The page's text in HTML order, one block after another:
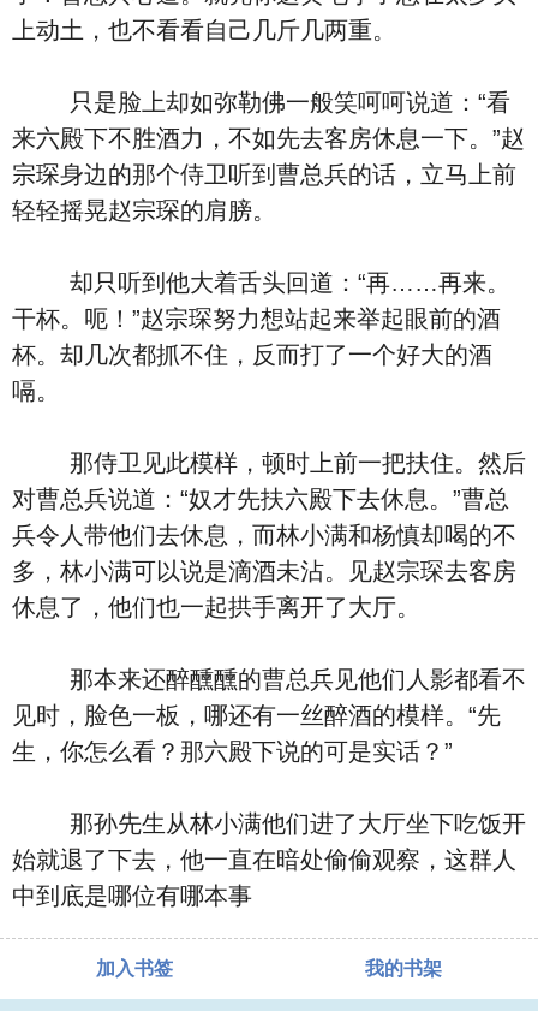
上动土，也不看看自己几斤几两重。
只是脸上却如弥勒佛一般笑呵呵说道：“看
来六殿下不胜酒力，不如先去客房休息一下。”赵
宗琛身边的那个侍卫听到曹总兵的话，立马上前
轻轻摇晃赵宗琛的肩膀。
却只听到他大着舌头回道：“再……再来。
干杯。呃！”赵宗琛努力想站起来举起眼前的酒
杯。却几次都抓不住，反而打了一个好大的酒
嗝。
那侍卫见此模样，顿时上前一把扶住。然后
对曹总兵说道：“奴才先扶六殿下去休息。”曹总
兵令人带他们去休息，而林小满和杨慎却喝的不
多，林小满可以说是滴酒未沾。见赵宗琛去客房
休息了，他们也一起拱手离开了大厅。
那本来还醉醺醺的曹总兵见他们人影都看不
见时，脸色一板，哪还有一丝醉酒的模样。“先
生，你怎么看？那六殿下说的可是实话？”
那孙先生从林小满他们进了大厅坐下吃饭开
始就退了下去，他一直在暗处偷偷观察，这群人
中到底是哪位有哪本事
加入书签 我的书架